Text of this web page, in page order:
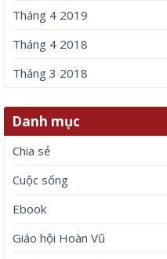
duyệt này cho lần bình
Bài viết mới
Người phụ nữ kiếm bộn tiền
Xôn xao doanh nhân
yêu thế hệ 7X
BST denim mới của Fendi